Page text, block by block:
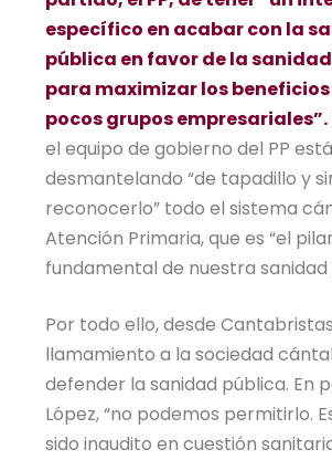
específico en acabar con la
pública en favor de la
para maximizar los beneficios
pocos grupos empresariales”.
el equipo de gobierno del PP está
desmantelando “de tapadillo y
reconocerlo” todo el sistema
Atención Primaria, que es “el pilar
fundamental de nuestra sanidad
Por todo ello, desde
llamamiento a la sociedad
defender la sanidad pública. En
López, “no podemos permitirlo.
sido inaudito en cuestión